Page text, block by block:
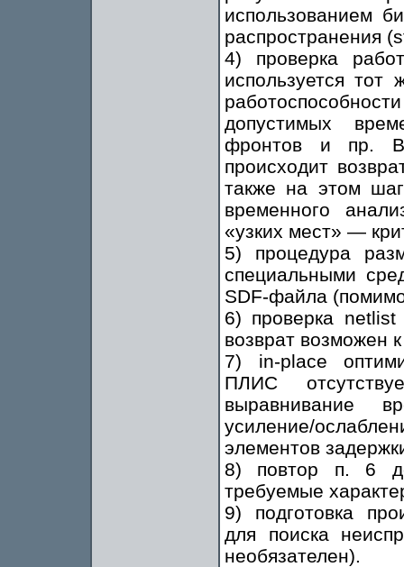
использованием
распространения
4) проверка
используется
допустимых
фронтов и пр. В
происходит
также на этом
временного
«узких мест» —
5) процедура
специальными
SDF-файла
6) проверка
возврат возможен
7) in-place
ПЛИС
выравнивание
усиление/
элементов
8) повтор п. 6
требуемые
9) подготовка
для поиска
необязателен).